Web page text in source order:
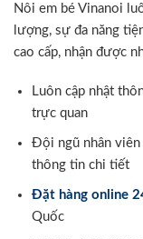
Nôi em bé Vinanoi
lượng, sự đa năng
cao cấp, nhận được
Luôn cập nhật
trực quan
Đội ngũ nhân viên
thông tin chi tiết
Đặt hàng online
Quốc